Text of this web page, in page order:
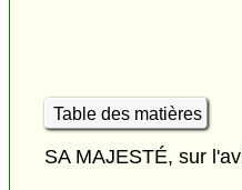
Table des matières
SA MAJESTÉ, sur